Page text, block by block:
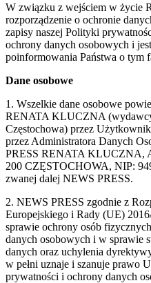
W związku z wejściem w życie
rozporządzenie o ochronie
zapisy naszej Polityki
ochrony danych osobowych i
poinformowania Państwa o tym
Dane osobowe
1. Wszelkie dane osobowe
RENATA KLUCZNA
Częstochowa) przez
przez Administratora Danych
PRESS RENATA KLUCZNA,
200 CZĘSTOCHOWA, NIP:
zwanej dalej NEWS PRESS.
2. NEWS PRESS zgodnie z
Europejskiego i Rady (UE)
sprawie ochrony osób
danych osobowych i w sprawie
danych oraz uchylenia
w pełni uznaje i szanuje
prywatności i ochrony danych